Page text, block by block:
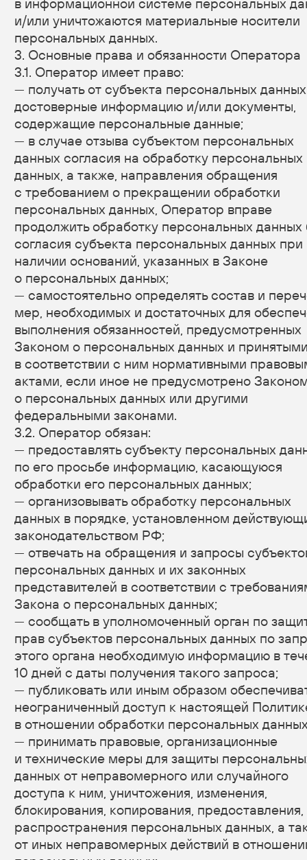
— прекратить передачу (распространение,
предоставление, доступ) персональных данных,
прекратить обработку и уничтожить персональные
данные в порядке и случаях, предусмотренных
Законом о персональных данных;
— исполнять иные обязанности, предусмотренные
Законом о персональных данных.
4. Основные права и обязанности субъектов
персональных данных
4.1. Субъекты персональных данных имеют право:
— получать информацию, касающуюся обработки
его персональных данных, за исключением
случаев, предусмотренных федеральными
законами. Сведения предоставляются субъекту
персональных данных Оператором в доступной
форме, и в них не должны содержаться
персональные данные, относящиеся к другим
субъектам персональных данных, за исключением
случаев, когда имеются законные основания для
раскрытия таких персональных данных. Перечень
информации и порядок ее получения установлен
Законом о персональных данных;
— требовать от оператора уточнения его
персональных данных, их блокирования или
уничтожения в случае, если персональные данные
являются неполными, устаревшими, неточными,
незаконно полученными или не являются
необходимыми для заявленной цели обработки,
а также принимать предусмотренные законом
меры по защите своих прав;
— выдвигать условие предварительного согласия
при обработке персональных данных в целях
продвижения на рынке товаров, работ и услуг;
— на отзыв согласия на обработку персональных
данных, а также, на направление требования
о прекращении обработки персональных данных;
— обжаловать в уполномоченный орган по защите
прав субъектов персональных данных или
в судебном порядке неправомерные действия или
бездействие Оператора при обработке его
персональных данных;
— на осуществление иных прав, предусмотренных
законодательством РФ.
4.2. Субъекты персональных данных обязаны:
— предоставлять Оператору достоверные данные
— сообщать Оператору об уточнении (обновлении,
изменении) своих персональных данных.
4.3. Лица, передавшие Оператору недостоверные
сведения о себе, либо сведения о другом субъекте
персональных данных без согласия последнего,
несут ответственность в соответствии
с законодательством РФ.
5. Принципы обработки персональных данных
5.1. Обработка персональных данных
осуществляется на законной и справедливой
основе.
5.2. Обработка персональных данных
ограничивается достижением конкретных,
заранее определенных и законных целей.
Не допускается обработка персональных данных,
несовместимая с целями сбора персональных
данных.
5.3. Не допускается объединение баз данных,
содержащих персональные данные, обработка
которых осуществляется в целях, несовместимых
между собой.
5.4. Обработке подлежат только персональные
данные, которые отвечают целям их обработки.